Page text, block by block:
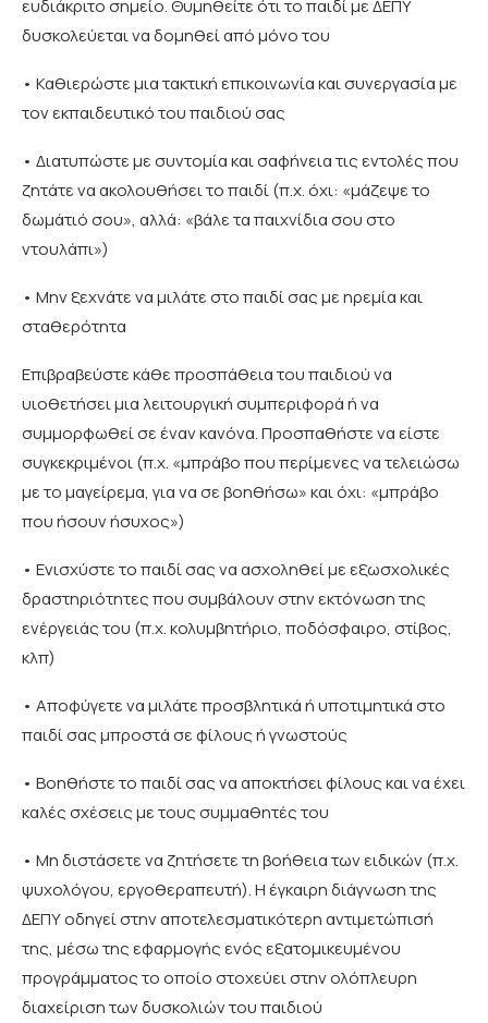
ευδιάκριτο σημείο. Θυμηθείτε ότι το παιδί με ΔΕΠΥ
δυσκολεύεται να δομηθεί από μόνο του
• Καθιερώστε μια τακτική επικοινωνία και συνεργασία με
τον εκπαιδευτικό του παιδιού σας
• Διατυπώστε με συντομία και σαφήνεια τις εντολές που
ζητάτε να ακολουθήσει το παιδί (π.χ. όχι: «μάζεψε το
δωμάτιό σου», αλλά: «βάλε τα παιχνίδια σου στο
ντουλάπι»)
• Μην ξεχνάτε να μιλάτε στο παιδί σας με ηρεμία και
σταθερότητα
Επιβραβεύστε κάθε προσπάθεια του παιδιού να
υιοθετήσει μια λειτουργική συμπεριφορά ή να
συμμορφωθεί σε έναν κανόνα. Προσπαθήστε να είστε
συγκεκριμένοι (π.χ. «μπράβο που περίμενες να τελειώσω
με το μαγείρεμα, για να σε βοηθήσω» και όχι: «μπράβο
που ήσουν ήσυχος»)
• Ενισχύστε το παιδί σας να ασχοληθεί με εξωσχολικές
δραστηριότητες που συμβάλουν στην εκτόνωση της
ενέργειάς του (π.χ. κολυμβητήριο, ποδόσφαιρο, στίβος,
κλπ)
• Αποφύγετε να μιλάτε προσβλητικά ή υποτιμητικά στο
παιδί σας μπροστά σε φίλους ή γνωστούς
• Βοηθήστε το παιδί σας να αποκτήσει φίλους και να έχει
καλές σχέσεις με τους συμμαθητές του
• Μη διστάσετε να ζητήσετε τη βοήθεια των ειδικών (π.χ.
ψυχολόγου, εργοθεραπευτή). Η έγκαιρη διάγνωση της
ΔΕΠΥ οδηγεί στην αποτελεσματικότερη αντιμετώπισή
της, μέσω της εφαρμογής ενός εξατομικευμένου
προγράμματος το οποίο στοχεύει στην ολόπλευρη
διαχείριση των δυσκολιών του παιδιού